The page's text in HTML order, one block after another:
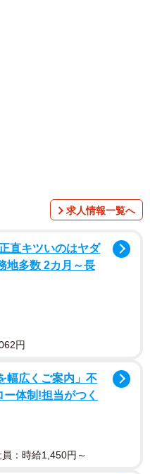
求人情報一覧へ
直キツいのはヤダ
地多数 2カ月～長
円
幅広くご案内」不
体制!担当がつく
：時給1,450円～